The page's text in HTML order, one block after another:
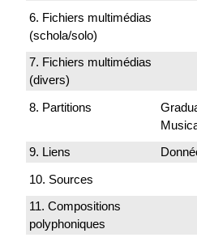
6. Fichiers multimédias
(schola/solo)
7. Fichiers multimédias
(divers)
8. Partitions
9. Liens
10. Sources
11. Compositions
polyphoniques